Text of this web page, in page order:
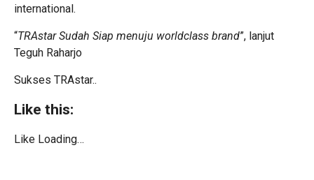
international.
“TRAstar Sudah Siap menuju worldclass brand”, lanjut
Teguh Raharjo
Sukses TRAstar..
Like this:
Like Loading…